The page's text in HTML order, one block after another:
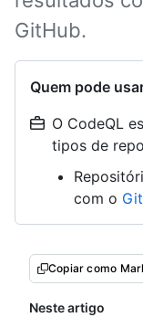
GitHub.
Quem pode
O CodeQL
tipos de
com o
Copiar como
Neste artigo